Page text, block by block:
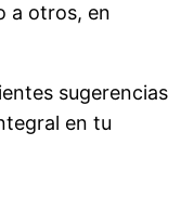
a otros, en
sugerencias
en tu